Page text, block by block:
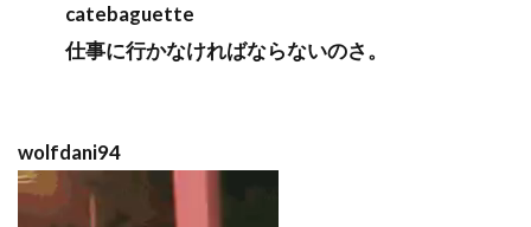
catebaguette
仕事に行かなければならないのさ。
wolfdani94